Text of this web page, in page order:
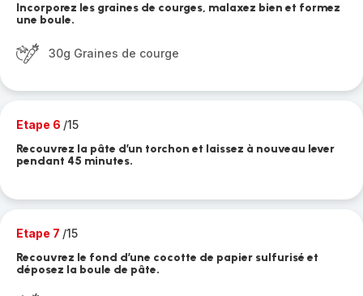
Incorporez les graines de courges, malaxez bien et formez
une boule.
30g Graines de courge
Etape 6 /15
Recouvrez la pâte d’un torchon et laissez à nouveau lever
pendant 45 minutes.
Etape 7 /15
Recouvrez le fond d’une cocotte de papier sulfurisé et
déposez la boule de pâte.